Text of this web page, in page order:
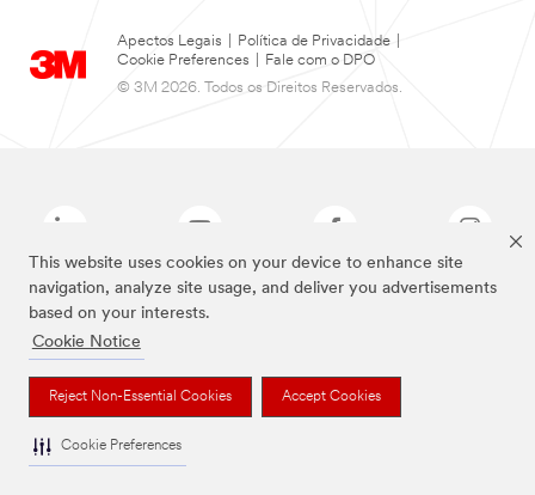
This website uses cookies on your device to enhance site
navigation, analyze site usage, and deliver you advertisements
based on your interests.
Cookie Notice
Reject Non-Essential Cookies Accept Cookies
Cookie Preferences
Apectos Legais Política de Privacidade
Cookie Preferences
Fale com o DPO
© 3M 2026. Todos os Direitos Reservados.
As marcas listadas a cima são marcas comerciais da 3M.